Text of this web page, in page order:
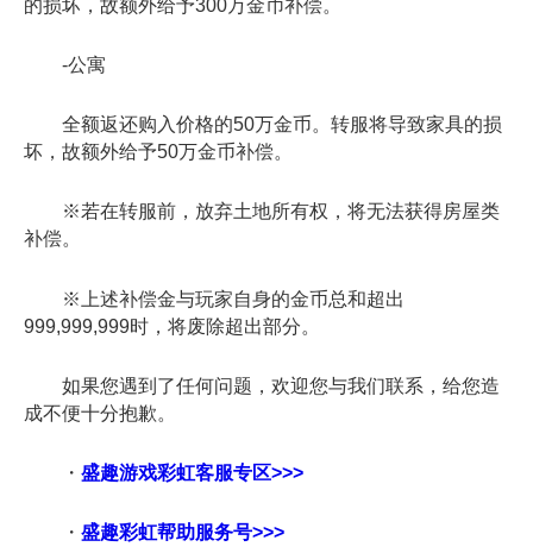
的损坏，故额外给予300万金币补偿。
-公寓
全额返还购入价格的50万金币。转服将导致家具的损
坏，故额外给予50万金币补偿。
※若在转服前，放弃土地所有权，将无法获得房屋类
补偿。
※上述补偿金与玩家自身的金币总和超出
999,999,999时，将废除超出部分。
如果您遇到了任何问题，欢迎您与我们联系，给您造
成不便十分抱歉。
・ 盛趣游戏彩虹客服专区>>>
・ 盛趣彩虹帮助服务号>>>